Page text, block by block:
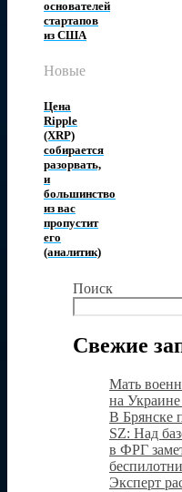
основателей
стартапов
из США
Новые
Цена
Ripple
(XRP)
собирается
разорвать,
и
большинство
из вас
пропустит
его
(аналитик)
Поиск
Свежие
Мать
на Украине
В Брянске
SZ: Над
в ФРГ
Эксперт